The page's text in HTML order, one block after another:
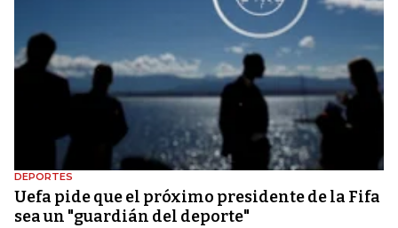
DEPORTES
Uefa pide que el próximo presidente de la Fifa
sea un "guardián del deporte"